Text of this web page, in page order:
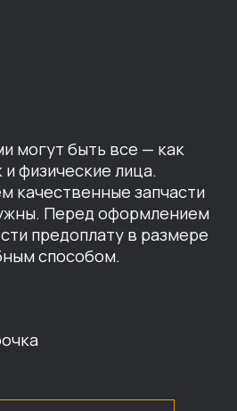
данные,
с вами,